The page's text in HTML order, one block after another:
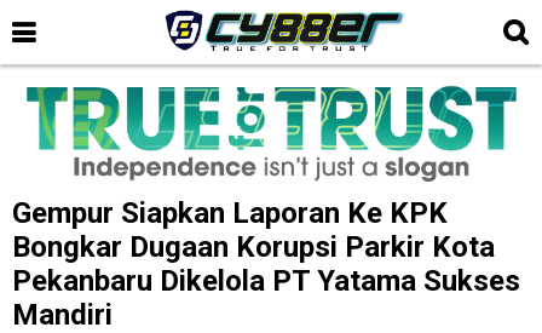
Gempur Siapkan Laporan Ke KPK
Bongkar Dugaan Korupsi Parkir Kota
Pekanbaru Dikelola PT Yatama Sukses
Mandiri